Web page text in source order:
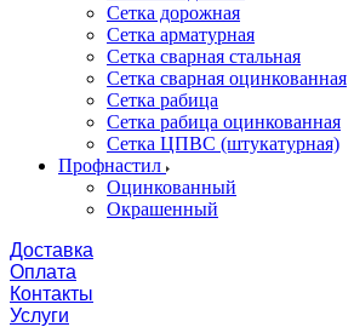
Сетка дорожная
Сетка арматурная
Сетка сварная стальная
Сетка сварная оцинкованная
Сетка рабица
Сетка рабица оцинкованная
Сетка ЦПВС (штукатурная)
Профнастил
Оцинкованный
Окрашенный
Доставка
Оплата
Контакты
Услуги